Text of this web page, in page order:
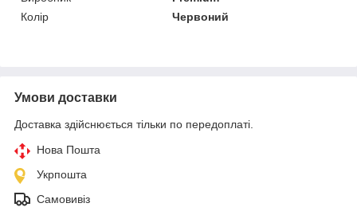
Колір
Червоний
Умови доставки
Доставка здійснюється тільки по передоплаті.
Нова Пошта
Укрпошта
Самовивіз